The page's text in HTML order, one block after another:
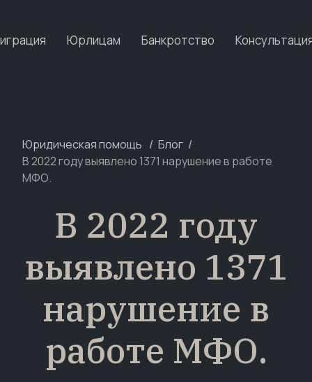
Юрлицам Банкротство
Юридическая помощь
Блог
В 2022 году выявлено 1371 нарушение в работе
МФО.
В 2022 году
выявлено 1371
нарушение в
работе МФО.